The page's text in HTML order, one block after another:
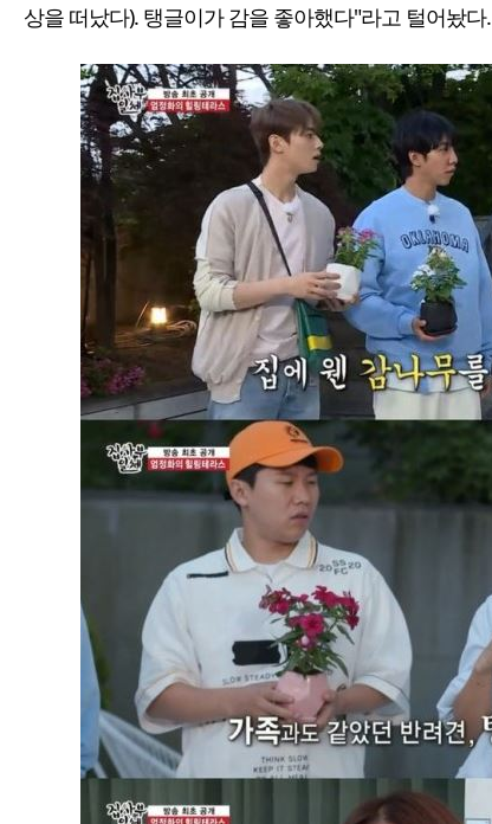
상을 떠났다). 탱글이가 감을 좋아했다"라고 털어놨다.